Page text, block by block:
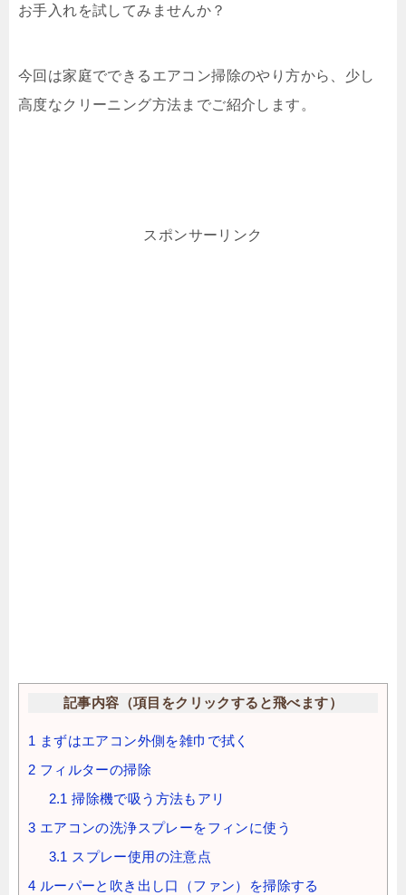
お手入れを試してみませんか？
今回は家庭でできるエアコン掃除のやり方から、少し
高度なクリーニング方法までご紹介します。
スポンサーリンク
記事内容（項目をクリックすると飛べます）
1 まずはエアコン外側を雑巾で拭く
2 フィルターの掃除
2.1 掃除機で吸う方法もアリ
3 エアコンの洗浄スプレーをフィンに使う
3.1 スプレー使用の注意点
4 ルーパーと吹き出し口（ファン）を掃除する